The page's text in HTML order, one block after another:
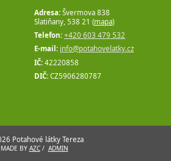
Adresa: Švermova 838
Slatiňany, 538 21 (mapa)
Telefon: +420 603 479 532
E-mail: info@potahovelatky.cz
IČ: 42220858
DIČ: CZ5906280787
Potahové látky Tereza
MADE BY AZC/ ADMIN